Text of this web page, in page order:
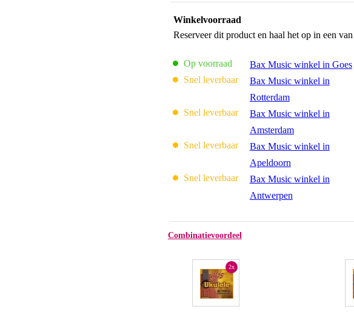
Winkelvoorraad
Reserveer dit product en haal het op in een
Op voorraad Bax Music winkel in Goes
Snel leverbaar
Bax Music winkel in
Rotterdam
Snel leverbaar
Bax Music winkel in
Amsterdam
Snel leverbaar
Bax Music winkel in
Apeldoorn
Snel leverbaar
Bax Music winkel in
Antwerpen
Combinatievoordeel
2x